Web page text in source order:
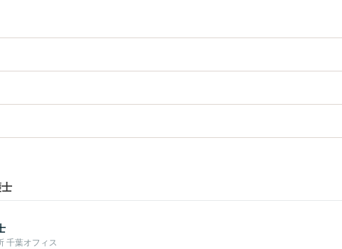
千葉オフィス